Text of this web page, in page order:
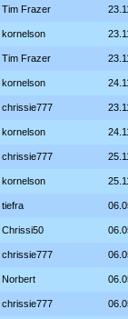
Tim Frazer
kornelson
Tim Frazer
kornelson
chrissie777
kornelson
chrissie777
kornelson
tiefra
Chrissi50
chrissie777
Norbert
chrissie777